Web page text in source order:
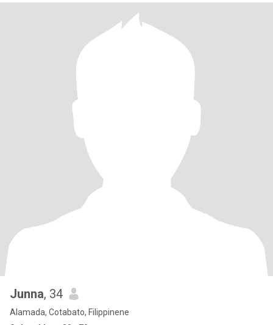
Junna, 34
Alamada, Cotabato, Filippinene